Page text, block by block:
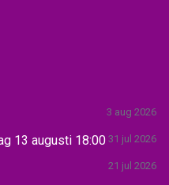
3 aug 2026
13 augusti 18:00 31 jul 2026
21 jul 2026